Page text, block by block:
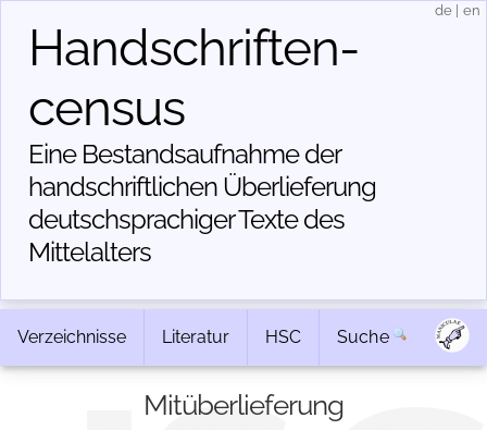
Handschriften­
census
Eine Bestandsaufnahme der
handschriftlichen Über­lieferung
deutschsprachiger Texte des
Mittelalters
de en
Verzeichnisse Literatur HSC Suche
Mitüberlieferung